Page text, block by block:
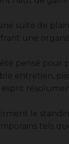
suite de
une
pensé pour
entretien,
le
tels